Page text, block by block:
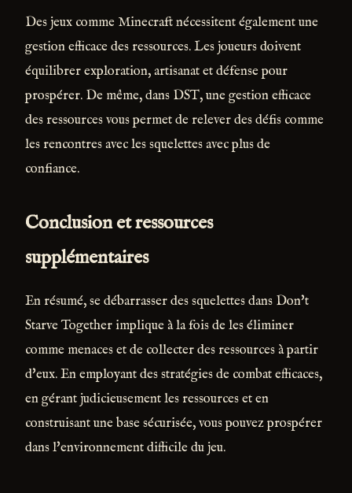
Des jeux comme Minecraft nécessitent également une
gestion efficace des ressources. Les joueurs doivent
équilibrer exploration, artisanat et défense pour
prospérer. De même, dans DST, une gestion efficace
des ressources vous permet de relever des défis comme
les rencontres avec les squelettes avec plus de
confiance.
Conclusion et ressources
supplémentaires
En résumé, se débarrasser des squelettes dans Don't
Starve Together implique à la fois de les éliminer
comme menaces et de collecter des ressources à partir
d'eux. En employant des stratégies de combat efficaces,
en gérant judicieusement les ressources et en
construisant une base sécurisée, vous pouvez prospérer
dans l'environnement difficile du jeu.